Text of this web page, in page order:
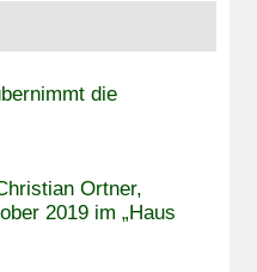
die
Ortner,
2019 im „Haus